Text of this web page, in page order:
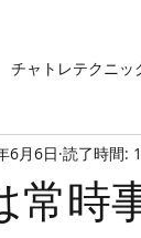
チャトレテクニッ
常
6月6日 読了時間: